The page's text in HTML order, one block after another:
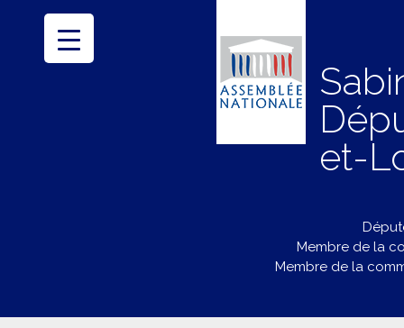
et-
Membre de la
Membre de la